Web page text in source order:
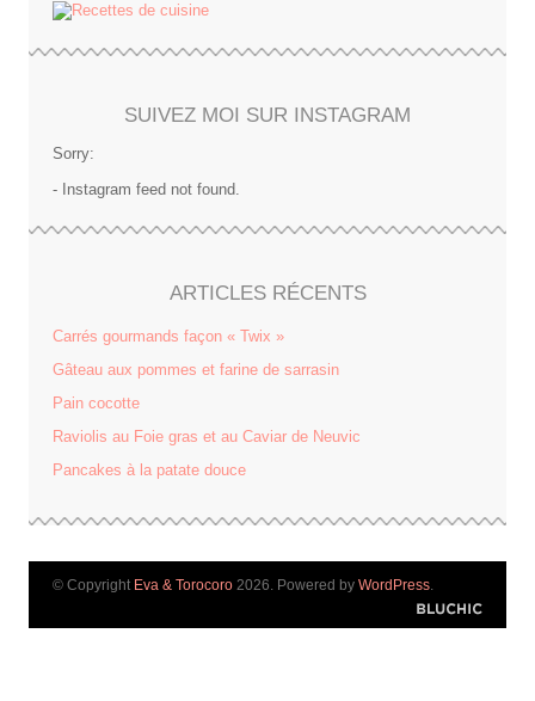
SUIVEZ MOI SUR INSTAGRAM
Sorry:
- Instagram feed not found.
ARTICLES RÉCENTS
Carrés gourmands façon « Twix »
Gâteau aux pommes et farine de sarrasin
Pain cocotte
Raviolis au Foie gras et au Caviar de Neuvic
Pancakes à la patate douce
© Copyright Eva & Torocoro 2026. Powered by WordPress